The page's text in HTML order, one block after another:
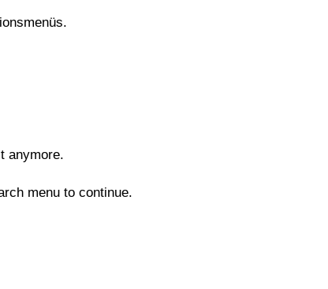
anymore.
menu to continue.